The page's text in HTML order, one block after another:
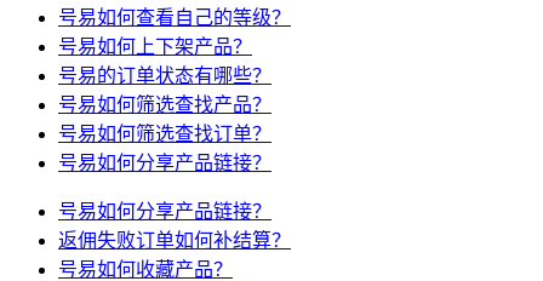
号易如何查看自己的等级？
号易如何上下架产品？
号易的订单状态有哪些？
号易如何筛选查找产品？
号易如何筛选查找订单？
号易如何分享产品链接？
号易如何分享产品链接？
返佣失败订单如何补结算？
号易如何收藏产品？